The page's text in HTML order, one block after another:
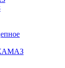
КАМАЗ